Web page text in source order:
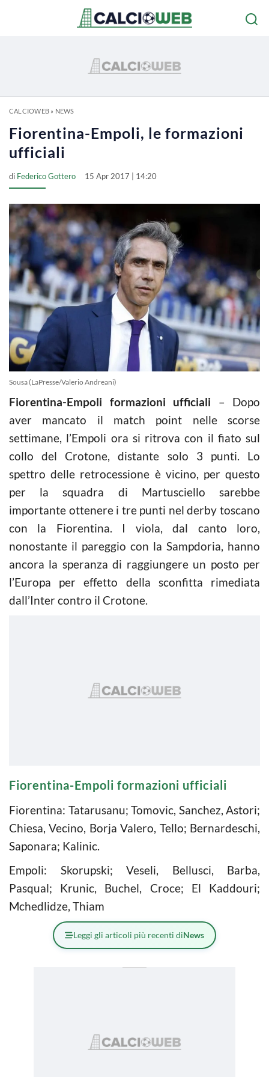
CALCIOWEB» NEWS
Fiorentina-Empoli, le formazioni
ufficiali
di Federico Gottero 15 Apr 2017 | 14:20
Sousa (LaPresse/Valerio Andreani)
Fiorentina-Empoli formazioni ufficiali – Dopo
aver mancato il match point nelle scorse
settimane, l’Empoli ora si ritrova con il fiato sul
collo del Crotone, distante solo 3 punti. Lo
spettro delle retrocessione è vicino, per questo
per la squadra di Martusciello sarebbe
importante ottenere i tre punti nel derby toscano
con la Fiorentina. I viola, dal canto loro,
nonostante il pareggio con la Sampdoria, hanno
ancora la speranza di raggiungere un posto per
l’Europa per effetto della sconfitta rimediata
dall’Inter contro il Crotone.
Fiorentina-Empoli formazioni ufficiali
Fiorentina: Tatarusanu; Tomovic, Sanchez, Astori;
Chiesa, Vecino, Borja Valero, Tello; Bernardeschi,
Saponara; Kalinic.
Empoli: Skorupski; Veseli, Bellusci, Barba,
Pasqual; Krunic, Buchel, Croce; El Kaddouri;
Mchedlidze, Thiam
Leggi gli articoli più recenti diNews